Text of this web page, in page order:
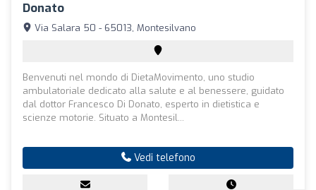
Donato
Via Salara 50 - 65013, Montesilvano
Benvenuti nel mondo di DietaMovimento, uno studio
ambulatoriale dedicato alla salute e al benessere, guidato
dal dottor Francesco Di Donato, esperto in dietistica e
scienze motorie. Situato a Montesil...
Vedi telefono